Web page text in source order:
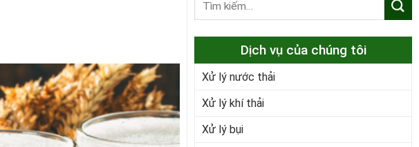
Dịch vụ của chúng tôi
Xử lý nước thải
Xử lý khí thải
Xử lý bụi